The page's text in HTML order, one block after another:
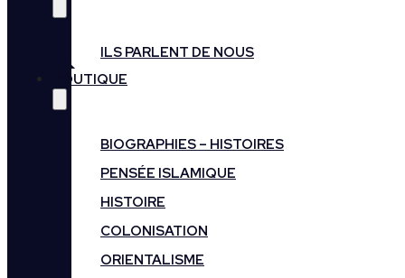
ILS PARLENT DE NOUS
BOUTIQUE
BIOGRAPHIES – HISTOIRES
PENSÉE ISLAMIQUE
HISTOIRE
COLONISATION
ORIENTALISME